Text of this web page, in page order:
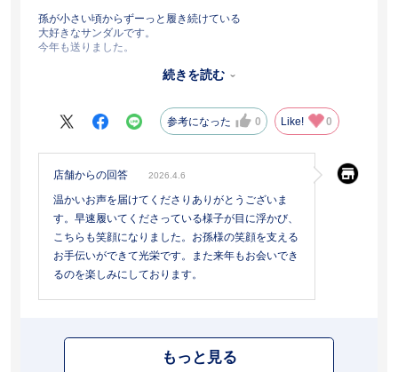
孫が小さい頃からずーっと履き続けている
大好きなサンダルです。
今年も送りました。
続きを読む
参考になった 0 Like! 0
店舗からの回答 2026.4.6
温かいお声を届けてくださりありがとうございま
す。早速履いてくださっている様子が目に浮かび、
こちらも笑顔になりました。お孫様の笑顔を支える
お手伝いができて光栄です。また来年もお会いでき
るのを楽しみにしております。
もっと見る